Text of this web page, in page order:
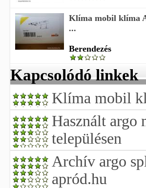
Klíma mobil klíma
...
Berendezés
Kapcsolódó linkek
Klíma mobil
Használt argo
településen
Archív argo
apród.hu